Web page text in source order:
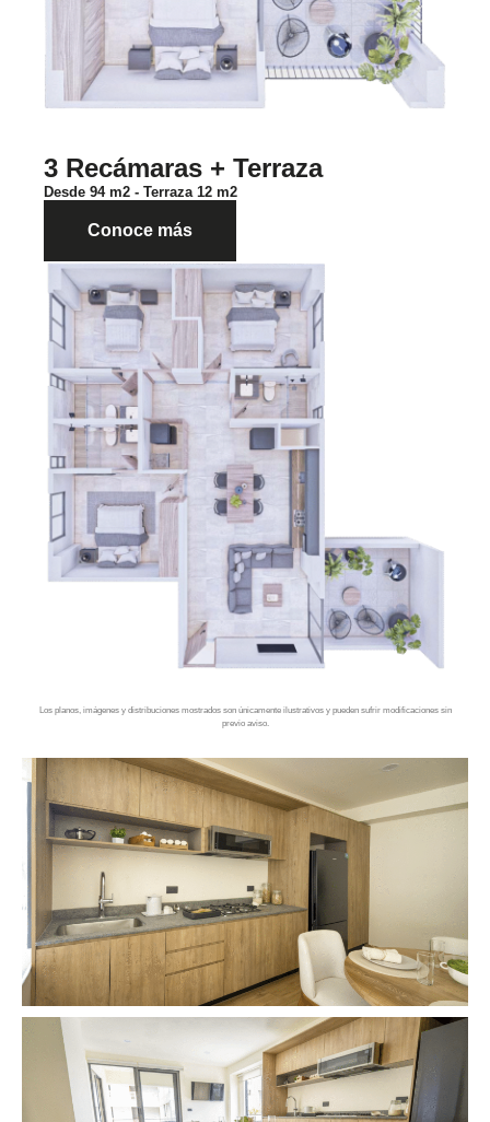
3 Recámaras + Terraza
Desde 94 m2 - Terraza 12 m2
Conoce más
Los planos, imágenes y distribuciones mostrados son únicamente ilustrativos y pueden sufrir modificaciones sin
previo aviso.